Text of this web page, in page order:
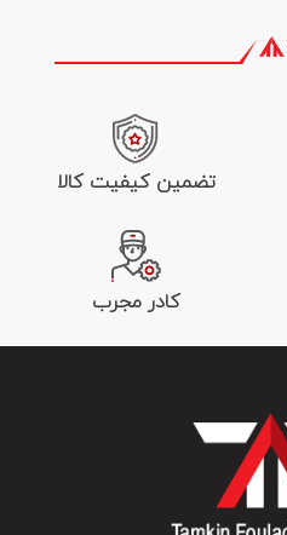
تضمین کیفیت کالا
کادر مجرب